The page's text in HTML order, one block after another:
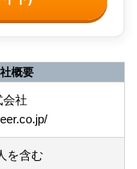
概要
会社
を含む